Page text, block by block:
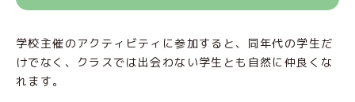
学校主催のアクティビティに参加すると、同年代の学生だ
けでなく、クラスでは出会わない学生とも自然に仲良くな
れます。